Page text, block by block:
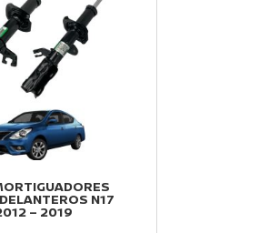
N17
– 2019